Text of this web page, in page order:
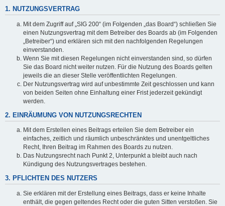
1. NUTZUNGSVERTRAG
Mit dem Zugriff auf „SIG 200“ (im Folgenden „das Board“) schließen Sie
einen Nutzungsvertrag mit dem Betreiber des Boards ab (im Folgenden
„Betreiber“) und erklären sich mit den nachfolgenden Regelungen
einverstanden.
Wenn Sie mit diesen Regelungen nicht einverstanden sind, so dürfen
Sie das Board nicht weiter nutzen. Für die Nutzung des Boards gelten
jeweils die an dieser Stelle veröffentlichten Regelungen.
Der Nutzungsvertrag wird auf unbestimmte Zeit geschlossen und kann
von beiden Seiten ohne Einhaltung einer Frist jederzeit gekündigt
werden.
2. EINRÄUMUNG VON NUTZUNGSRECHTEN
Mit dem Erstellen eines Beitrags erteilen Sie dem Betreiber ein
einfaches, zeitlich und räumlich unbeschränktes und unentgeltliches
Recht, Ihren Beitrag im Rahmen des Boards zu nutzen.
Das Nutzungsrecht nach Punkt 2, Unterpunkt a bleibt auch nach
Kündigung des Nutzungsvertrages bestehen.
3. PFLICHTEN DES NUTZERS
Sie erklären mit der Erstellung eines Beitrags, dass er keine Inhalte
enthält, die gegen geltendes Recht oder die guten Sitten verstoßen. Sie